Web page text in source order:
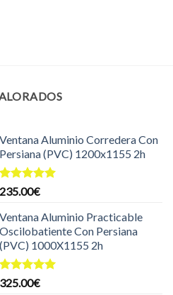
Ventana Aluminio Corredera Con
Persiana (PVC) 1200x1155 2h
Valorado
de 5
235.00€
Ventana Aluminio Practicable
Oscilobatiente Con Persiana
(PVC) 1000X1155 2h
Valorado
325.00€